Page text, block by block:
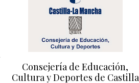
Consejería de Educación,
Cultura y Deportes de Castilla